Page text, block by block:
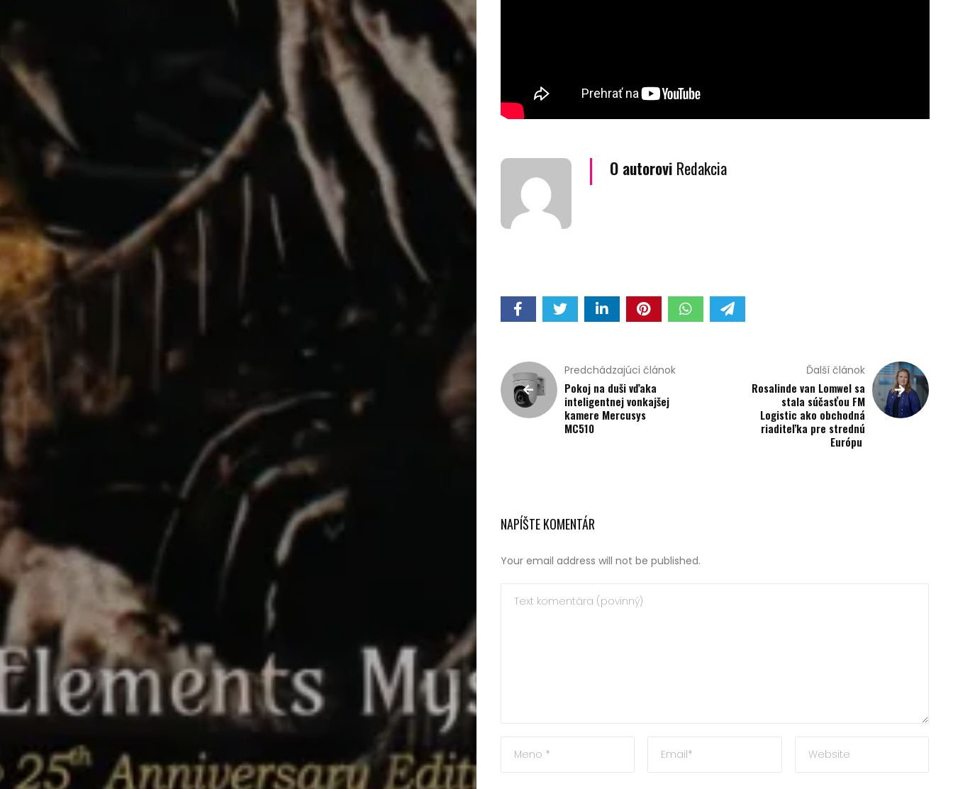
politika
Sprievodca
kúpou,
recenzie
Technológie
štýl
Vyhľadať
O autorovi Redakcia
Predchádzajúci článok
Pokoj na duši vďaka
inteligentnej vonkajšej
kamere Mercusys
MC510
Ďalší článok
Rosalinde van Lomwel sa
stala súčasťou FM
Logistic ako obchodná
riaditeľka pre strednú
Európu
NAPÍŠTE KOMENTÁR
Your email address will not be published.